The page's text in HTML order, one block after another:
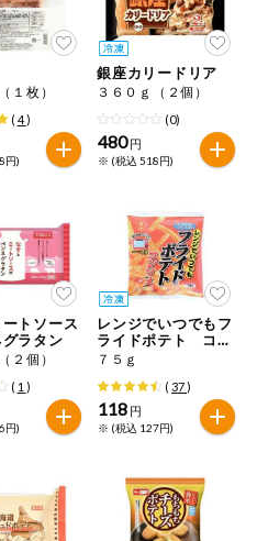
ビス
サイト
ゼラチン 大豆
豚肉
もも やまいも
の情報のため、ご使用前には
確認ください。
取引先から情報提供のあった
１枚）
( 4)
円)
銀座カリードリア
３６０ｇ（２個）
(0)
480円
※ (税込 518円)
トソース
ラタン
２個）
( 1 )
円)
レンジでいつでもフ
ライドポテト コン
ソメ味
７５ｇ
( 37)
118 円
※ (税込 127円)